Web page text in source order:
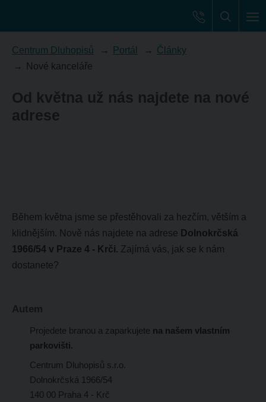
Centrum Dluhopisů Portál
Články
Nové kanceláře
Od května už nás najdete na nové
adrese
Během května jsme se přestěhovali za hezčím, větším a
klidnějším. Nově nás najdete na adrese Dolnokrčská
1966/54 v Praze 4 - Krči. Zajímá vás, jak se k nám
dostanete?
Autem
Projedete branou a zaparkujete na našem vlastním
parkovišti.
Centrum Dluhopisů s.r.o.
Dolnokrčská 1966/54
140 00 Praha 4 - Krč